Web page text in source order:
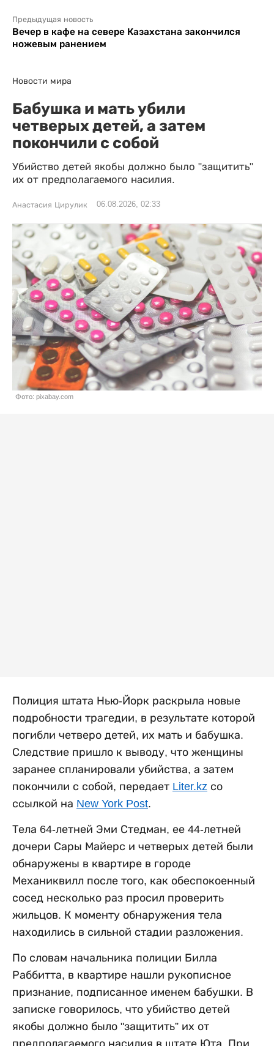
Предыдущая новость
Вечер в кафе на севере Казахстана закончился
ножевым ранением
Новости мира
Бабушка и мать убили
четверых детей, а затем
покончили с собой
Убийство детей якобы должно было "защитить"
их от предполагаемого насилия.
Анастасия Цирулик 06.08.2026, 02:33
Фото: pixabay.com
Полиция штата Нью-Йорк раскрыла новые
подробности трагедии, в результате которой
погибли четверо детей, их мать и бабушка.
Следствие пришло к выводу, что женщины
заранее спланировали убийства, а затем
покончили с собой, передает Liter.kz со
ссылкой на New York Post.
Тела 64-летней Эми Стедман, ее 44-летней
дочери Сары Майерс и четверых детей были
обнаружены в квартире в городе
Механиквилл после того, как обеспокоенный
сосед несколько раз просил проверить
жильцов. К моменту обнаружения тела
находились в сильной стадии разложения.
По словам начальника полиции Билла
Раббитта, в квартире нашли рукописное
признание, подписанное именем бабушки. В
записке говорилось, что убийство детей
якобы должно было "защитить” их от
предполагаемого насилия в штате Юта. При